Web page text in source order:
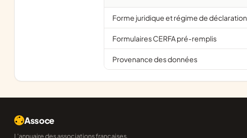
Forme juridique et régime de déclaration
Formulaires CERFA pré-remplis
Provenance des données
Assoce
L'annuaire des associations françaises,